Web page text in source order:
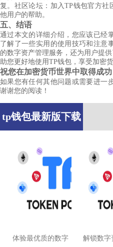
复。社区论坛：加入TP钱包官方
他用户的帮助。
五、结语
通过本文的详细介绍，您应该已经
了解了一些实用的使用技巧和注意
的数字资产管理服务，还为用户提
助您更好地使用TP钱包，享受加密
祝您在加密货币世界中取得成功
如果您有任何其他问题或需要进一
谢谢您的阅读！
tp钱包最新版下载
体验最优质的数字 解锁数字